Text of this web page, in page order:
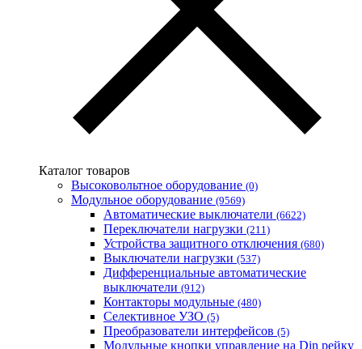
АС Привод (Украина)
АСКО-УКРЕМ (Украина)
Запорожский завод цветных металлов (ЗЗЦМ)
Каблекс Одесса
Мегомметр (Украина)
Одескабель Одесский кабельный завод
Промфактор
Термофит
Укрэнерго-Альянс (Украина)
Каталог товаров
Высоковольтное оборудование (0)
Модульное оборудование (9569)
Автоматические выключатели (6622)
Переключатели нагрузки (211)
Устройства защитного отключения (680)
Выключатели нагрузки (537)
Дифференциальные автоматические
выключатели (912)
Контакторы модульные (480)
Селективное УЗО (5)
Преобразователи интерфейсов (5)
Модульные кнопки управление на Din рейку